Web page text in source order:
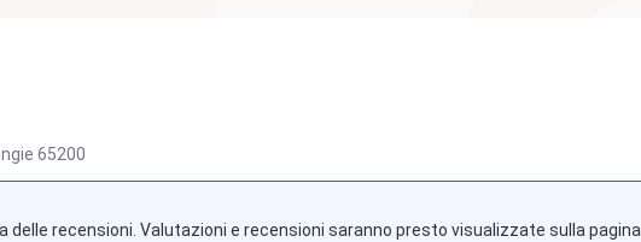
65200
recensioni. Valutazioni e recensioni saranno presto visualizzate sulla pagina.